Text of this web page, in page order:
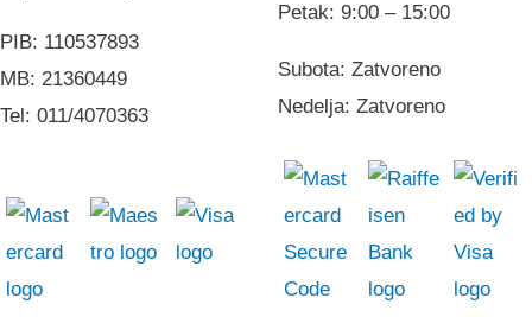
PIB: 110537893
MB: 21360449
Tel: 011/4070363
Petak: 9:00 – 15:00
Subota: Zatvoreno
Nedelja: Zatvoreno